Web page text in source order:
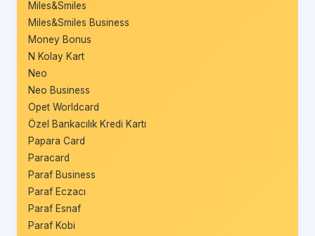
Miles&Smiles
Miles&Smiles Business
Money Bonus
N Kolay Kart
Neo
Neo Business
Opet Worldcard
Özel Bankacılık Kredi Kartı
Papara Card
Paracard
Paraf Business
Paraf Eczacı
Paraf Esnaf
Paraf Kobi